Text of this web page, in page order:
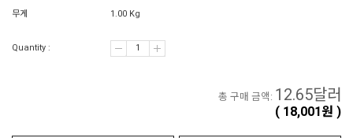
무게 1.00 Kg
Quantity :
총 구매 금액: 12.65달러
( 18,001원 )